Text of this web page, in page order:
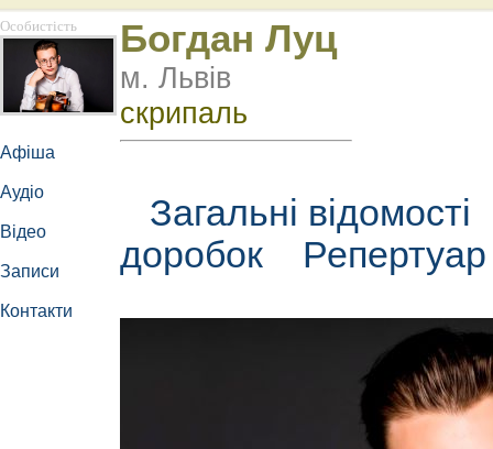
Особистість
Афіша
Аудіо
Відео
Записи
Контакти
Богдан Луц
м. Львів
скрипаль
Загальні відомості
доробок